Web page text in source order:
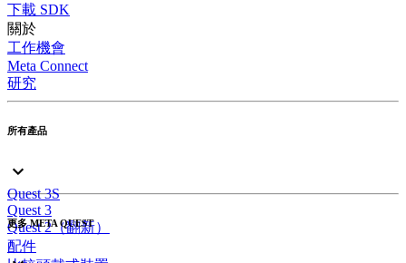
下載 SDK
關於
工作機會
Meta Connect
研究
所有產品
Quest 3S
Quest 3
Quest 2（翻新）
配件
更多 META QUEST